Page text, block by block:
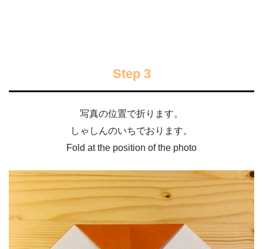
Step 3
写真の位置で折ります。
しゃしんのいちでおります。
Fold at the position of the photo